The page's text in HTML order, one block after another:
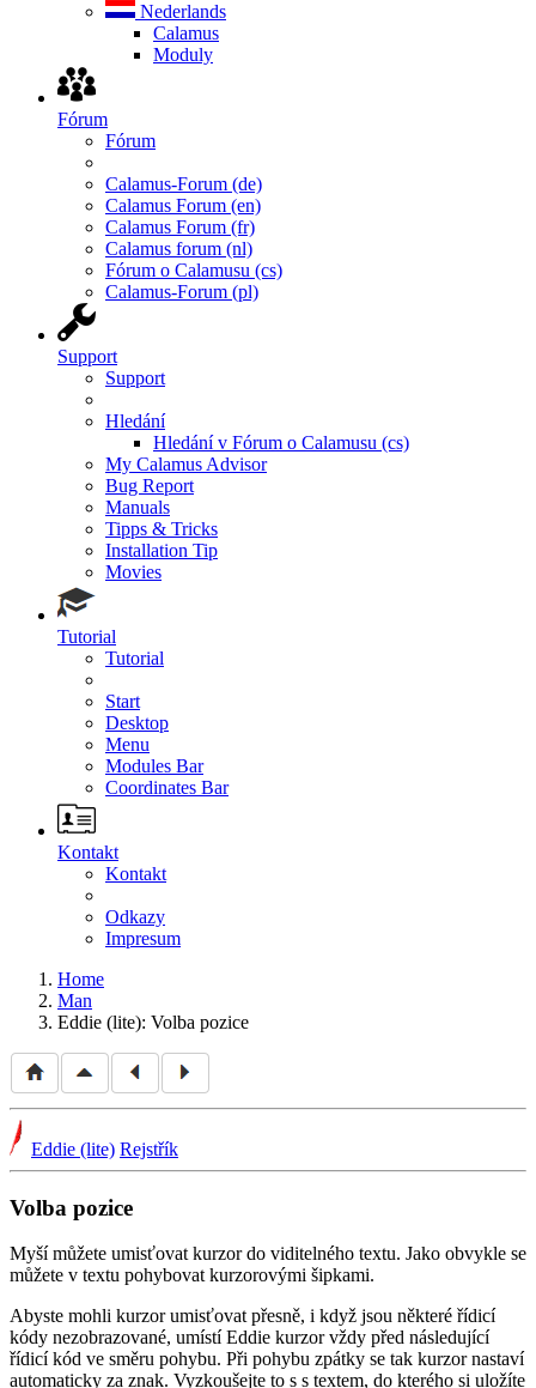
Nederlands
Calamus
Moduly
Fórum
Fórum
Calamus-Forum (de)
Calamus Forum (en)
Calamus Forum (fr)
Calamus forum (nl)
Fórum o Calamusu (cs)
Calamus-Forum (pl)
Support
Support
Hledání
Hledání v Fórum o Calamusu (cs)
My Calamus Advisor
Bug Report
Manuals
Tipps & Tricks
Installation Tip
Movies
Tutorial
Tutorial
Start
Desktop
Menu
Modules Bar
Coordinates Bar
Kontakt
Kontakt
Odkazy
Impresum
Home
Man
Eddie (lite): Volba pozice
Eddie (lite) Rejstřík
Volba pozice
Myší můžete umisťovat kurzor do viditelného textu. Jako obvykle se
můžete v textu pohybovat kurzorovými šipkami.
Abyste mohli kurzor umisťovat přesně, i když jsou některé řídicí
kódy nezobrazované, umístí Eddie kurzor vždy před následující
řídicí kód ve směru pohybu. Při pohybu zpátky se tak kurzor nastaví
automaticky za znak. Vyzkoušejte to s s textem, do kterého si uložíte